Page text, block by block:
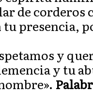
corderos
presencia,
y
y tu